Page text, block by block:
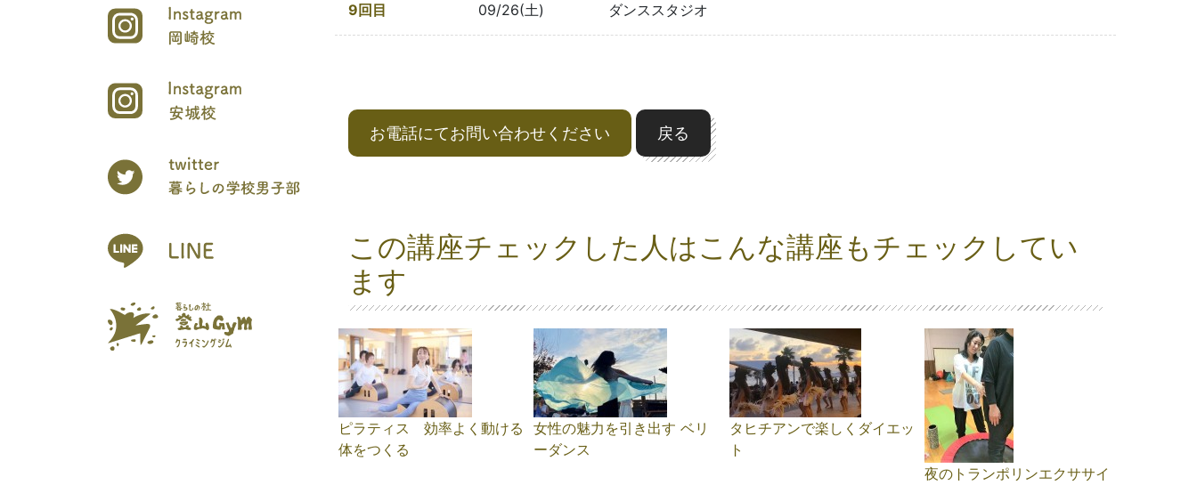
9回目 09/26(土) ダンススタジオ
お電話にてお問い合わせください 戻る
この講座チェックした人はこんな講座もチェックしてい
ます
ピラティス 効率よく動ける
体をつくる
女性の魅力を引き出す ベリ
ーダンス
タヒチアンで楽しくダイエッ
ト
夜のトランポリンエクササイ